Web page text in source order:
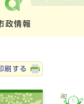
政情報
刷する